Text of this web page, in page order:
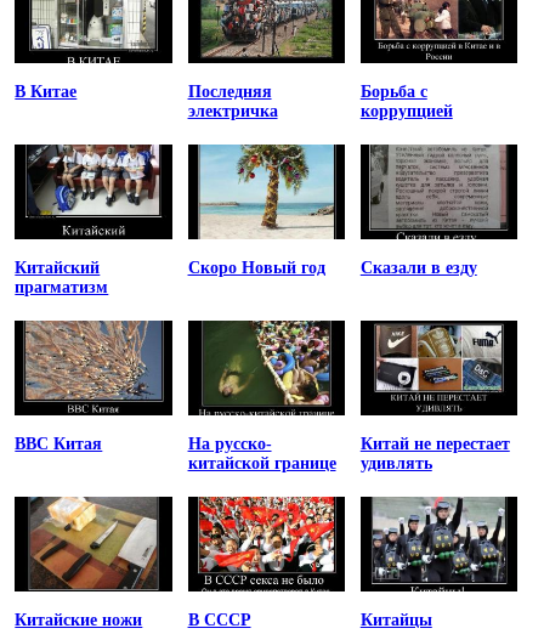
В Китае
Последняя
электричка
Борьба с
коррупцией
Китайский
прагматизм
Скоро Новый год Сказали в езду
ВВС Китая
На русско-
китайской границе
Китай не перестает
удивлять
Китайские ножи В СССР Китайцы